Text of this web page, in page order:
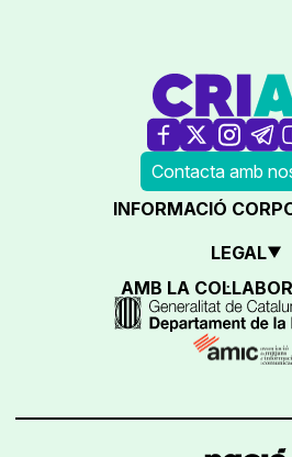
Contacta amb
INFORMACIÓ
LEGAL
AMB LA